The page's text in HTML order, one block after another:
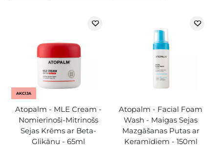
AKCIJA
Atopalm - MLE Cream -
Nomierinoši-Mitrinošs
Sejas Krēms ar Beta-
Glikānu - 65ml
Atopalm - Facial Foam
Wash - Maigas Sejas
Mazgāšanas Putas ar
Keramīdiem - 150ml